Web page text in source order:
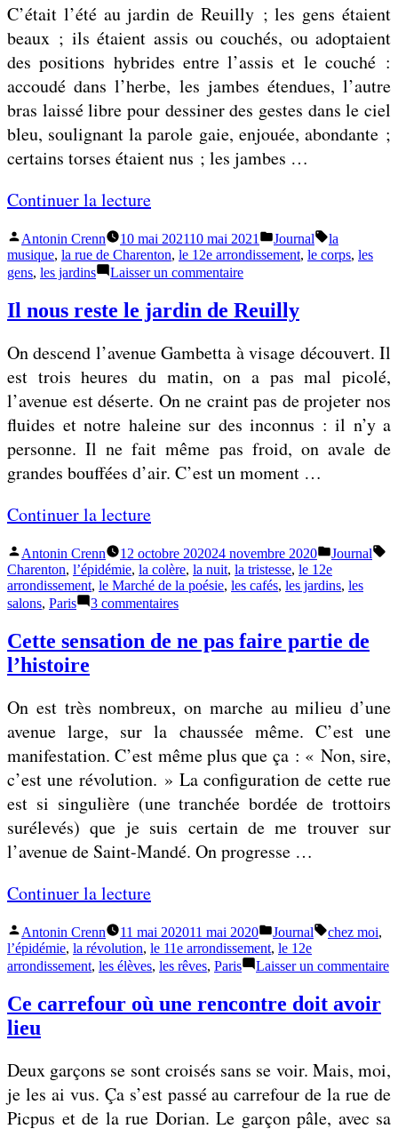
s
e
r
q
u
e
c
t
t
e
p
l
c
e
s
o
i
t
e
c
e
n
r
’
u
n
m
o
n
d
»
place
le
centre
monde
C’était l’été au jardin de Reuilly ; les gens étaient
beaux ; ils étaient assis ou couchés, ou adoptaient
des positions hybrides entre l’assis et le couché :
accoudé dans l’herbe, les jambes étendues, l’autre
bras laissé libre pour dessiner des gestes dans le ciel
bleu, soulignant la parole gaie, enjouée, abondante ;
certains torses étaient nus ; les jambes …
Continuer la lecture«
J
u
q
’
à
a
t
t
e
d
r
e
e
œ
u
r
d
u
p
h
n
m
è
e
»
Publié
par
Antonin Crenn 10 mai 202110 mai 2021
Publié
dans
Journal Étiquettes :
la
musique, la rue de Charenton, le 12e arrondissement, le corps, les
gens, les jardins Laisser un commentairesur
atteindre
le
du
phénomène
Il nous reste le jardin de Reuilly
On descend l’avenue Gambetta à visage découvert. Il
est trois heures du matin, on a pas mal picolé,
l’avenue est déserte. On ne craint pas de projeter nos
fluides et notre haleine sur des inconnus : il n’y a
personne. Il ne fait même pas froid, on avale de
grandes bouffées d’air. C’est un moment …
Continuer la lecture«
I
l
n
o
u
r
e
s
t
e
l
e
a
r
d
i
d
R
e
u
Publié
par
Antonin Crenn 12 octobre 202024 novembre 2020
Publié
dans
Journal
Charenton, l’épidémie, la colère, la nuit, la tristesse, le 12e
arrondissement, le Marché de la poésie, les cafés, les jardins, les
salons, Paris 3 commentairessur
reste
Reuilly
Cette sensation de ne pas faire partie de
l’histoire
On est très nombreux, on marche au milieu d’une
avenue large, sur la chaussée même. C’est une
manifestation. C’est même plus que ça : « Non, sire,
c’est une révolution. » La configuration de cette rue
est si singulière (une tranchée bordée de trottoirs
surélevés) que je suis certain de me trouver sur
l’avenue de Saint-Mandé. On progresse …
Continuer la lecture«
C
e
t
e
n
Publié
par
Antonin Crenn 11 mai 202011 mai 2020
Publié
dans
Journal Étiquettes :
chez moi,
l’épidémie, la révolution, le 11e arrondissement, le 12e
arrondissement, les élèves, les rêves, Paris Laisser un commentaire
Ce carrefour où une rencontre doit avoir
lieu
Deux garçons se sont croisés sans se voir. Mais, moi,
je les ai vus. Ça s’est passé au carrefour de la rue de
Picpus et de la rue Dorian. Le garçon pâle, avec sa